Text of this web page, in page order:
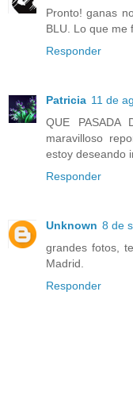
Pronto! ganas
BLU. Lo que me
Responder
Patricia 11 de
QUE PASADA
maravilloso
estoy deseando
Responder
Unknown 8 de
grandes fotos,
Madrid.
Responder